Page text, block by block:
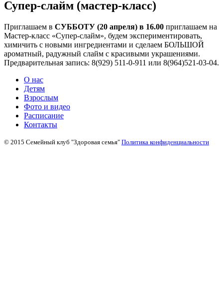
Супер-слайм (мастер-класс)
Приглашаем в СУББОТУ (20 апреля) в 16.00 приглашаем на
Мастер-класс «Супер-слайм», будем экспериментировать,
химичить с новыми ингредиентами и сделаем БОЛЬШОЙ
ароматный, радужный слайм с красивыми украшениями.
Предварительная запись: 8(929) 511-0-911 или 8(964)521-03-04.
О нас
Детям
Взрослым
Фото и видео
Расписание
Контакты
© 2015 Семейный клуб "Здоровая семья" Политика конфиденциальности